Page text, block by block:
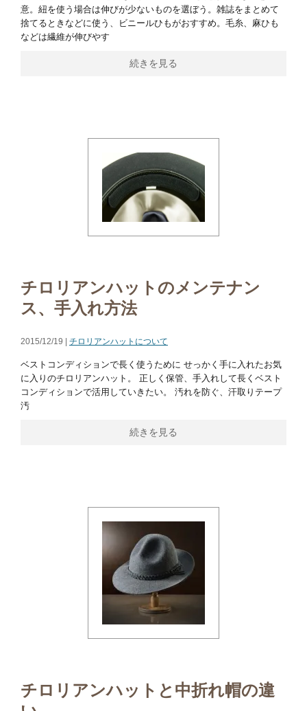
意。紐を使う場合は伸びが少ないものを選ぼう。雑誌をまとめて
捨てるときなどに使う、ビニールひもがおすすめ。毛糸、麻ひも
などは繊維が伸びやす
続きを見る
チロリアンハットのメンテナン
ス、手入れ方法
2015/12/19 | チロリアンハットについて
ベストコンディションで長く使うために せっかく手に入れたお気
に入りのチロリアンハット。 正しく保管、手入れして長くベスト
コンディションで活用していきたい。 汚れを防ぐ、汗取りテープ
汚
続きを見る
チロリアンハットと中折れ帽の違